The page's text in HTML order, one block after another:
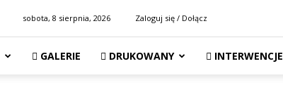
sobota, 8 sierpnia, 2026 Zaloguj się / Dołącz
GALERIE DRUKOWANY INTERWENCJE